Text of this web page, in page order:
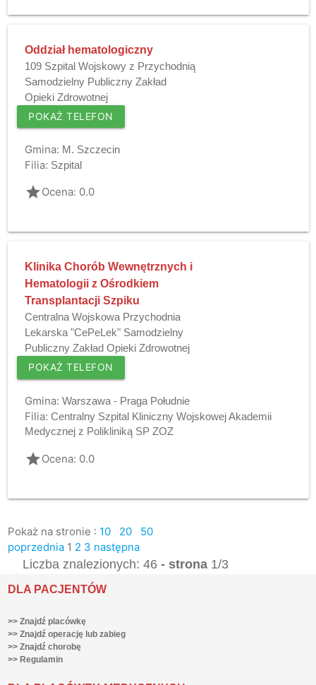
Oddział hematologiczny
109 Szpital Wojskowy z Przychodnią
Samodzielny Publiczny Zakład
Opieki Zdrowotnej
POKAŻ TELEFON
Gmina: M. Szczecin
Filia: Szpital
gradeOcena: 0.0
Klinika Chorób Wewnętrznych i
Hematologii z Ośrodkiem
Transplantacji Szpiku
Centralna Wojskowa Przychodnia
Lekarska "CePeLek" Samodzielny
Publiczny Zakład Opieki Zdrowotnej
POKAŻ TELEFON
Gmina: Warszawa - Praga Południe
Filia: Centralny Szpital Kliniczny Wojskowej Akademii
Medycznej z Polikliniką SP ZOZ
gradeOcena: 0.0
Pokaż na stronie : 10 20
50
poprzednia 1 2 3 następna
Liczba znalezionych: 46- strona 1/3
DLA PACJENTÓW
>> Znajdź placówkę
>> Znajdź operację lub zabieg
>> Znajdź chorobę
>> Regulamin